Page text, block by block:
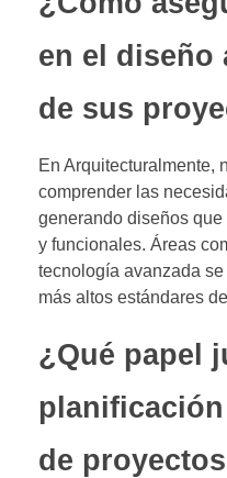
en el diseño
de sus
En Arquitecturalmente,
comprender las
generando diseños
y funcionales. Áreas
tecnología avanzada
más altos estándares
¿Qué papel
de